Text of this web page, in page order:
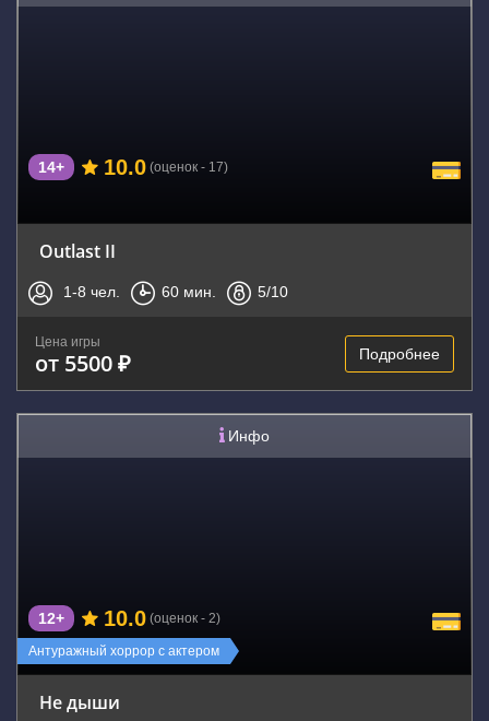
14+ 10.0 (оценок - 17)
Outlast II
1-8 чел. 60 мин. 5/10
Цена игры
от 5500 ₽ Подробнее
Инфо
Антуражный хоррор с актером
12+ 10.0 (оценок - 2)
Не дыши